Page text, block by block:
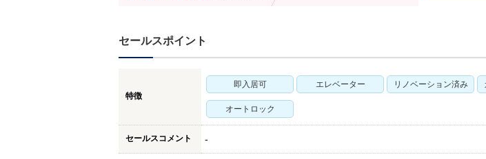
セールスポイント
特徴
即入居可 エレベーター リノベーション済み
オートロック
セールスコメント -